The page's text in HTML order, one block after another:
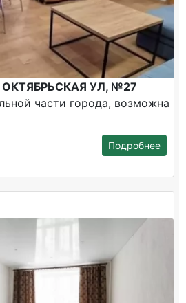
УЛ, №27
части города, возможна
Подробнее